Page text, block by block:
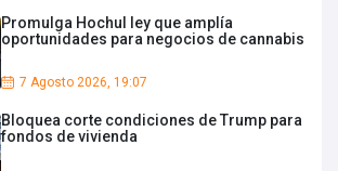
Promulga Hochul ley que amplía
oportunidades para negocios de cannabis
7 Agosto 2026, 19:07
Bloquea corte condiciones de Trump para
fondos de vivienda